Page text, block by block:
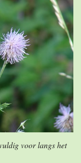
voor langs het